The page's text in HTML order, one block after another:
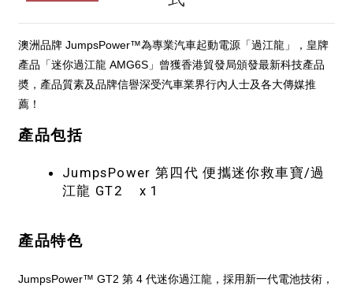
澳洲品牌 JumpsPower™為專業汽車起動電源「過江龍」，皇牌
產品「迷你過江龍 AMG6S」曾獲香港貿發局頒發最新科技產品
奬，產品質素及品牌信譽深受汽車業界行內人士及各大傳媒推
薦！
產品包括
JumpsPower 第四代 便攜迷你救車寶/過
江龍 GT2 x 1
產品特色
JumpsPower™ GT2 第 4 代迷你過江龍，採用新一代電池技術，